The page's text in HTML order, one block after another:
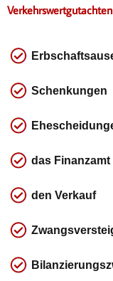
Verkehrswertgutachten
Schenkungen
das Finanzamt
den Verkauf